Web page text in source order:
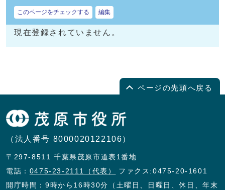
このページをチェックする 編集
現在登録されていません。
ページの先頭へ戻る
（法人番号 8000020122106）
〒297-8511 千葉県茂原市道表1番地
電話： 0475-23-2111（代表）
ファクス:0475-20-1601
開庁時間：9時から16時30分（土曜日、日曜日、休日、年末